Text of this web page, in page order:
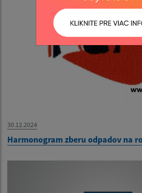
30.12.2024
Harmonogram zberu odpadov na